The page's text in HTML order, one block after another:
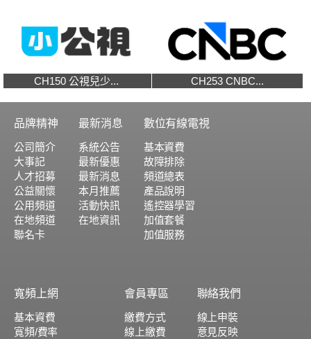
CH150 公視兒少... CH253 CNBC...
品牌精神
公司簡介
大事記
人才招募
公益關懷
公用頻道
在地頻道
聯名卡
最新消息
系統公告
最新優惠
最新消息
本月推薦
活動快訊
在地資訊
數位有線電視
基本資費
故障排除
頻道總表
產品說明
遙控器學習
加值套餐
加值服務
寬頻上網
基本資費
寬頻/費率
會員專區
繳費方式
線上繳費
聯絡我們
線上申裝
意見反映